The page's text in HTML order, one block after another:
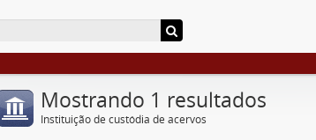
Mostrando 1 resultados
Instituição de custódia de acervos